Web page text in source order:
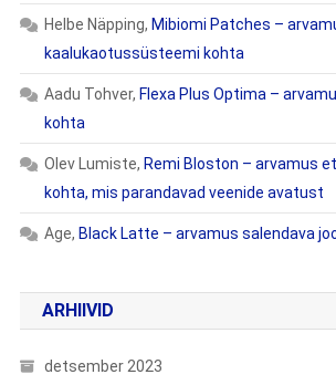
Helbe Näpping, Mibiomi Patches –
kaalukaotussüsteemi kohta
Aadu Tohver, Flexa Plus Optima –
kohta
Olev Lumiste, Remi Bloston – arvamus
kohta, mis parandavad veenide avatust
Age, Black Latte – arvamus salendava
ARHIIVID
detsember 2023